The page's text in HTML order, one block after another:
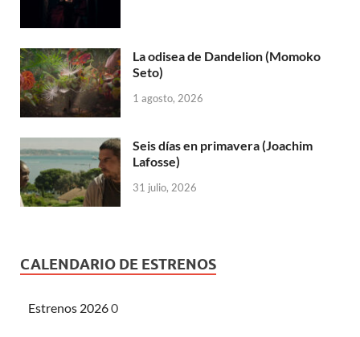
La odisea de Dandelion (Momoko
Seto)
1 agosto, 2026
Seis días en primavera (Joachim
Lafosse)
31 julio, 2026
CALENDARIO DE ESTRENOS
Estrenos 20260